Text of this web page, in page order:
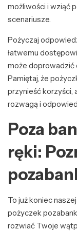
możliwości i wziąć
scenariusze.
Pożyczaj
łatwemu
może doprowadzić
Pamiętaj, że
przynieść korzyści,
rozwagą i
Poza
ręki:
To już koniec
pożyczek
rozwiać Twoje